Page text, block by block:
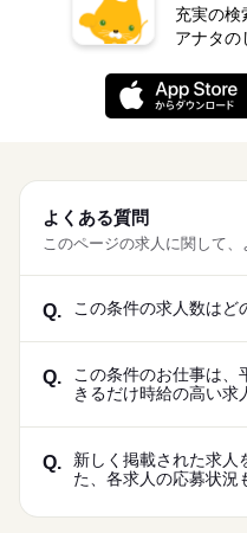
充実の検
アナタの
よくある質問
このページの求人に関して、
Q. この条件の求人数はど
Q.
この条件のお仕事は、
きるだけ時給の高い求
Q.
新しく掲載された求人
た、各求人の応募状況